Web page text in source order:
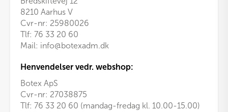
8210 Aarhus V
Cvr-nr: 25980026
Tlf: 76 33 20 60
Mail: info@botexadm.dk
Henvendelser vedr. webshop:
Botex ApS
Cvr-nr: 27038875
Tlf: 76 33 20 60 (mandag-fredag kl. 10.00-15.00)